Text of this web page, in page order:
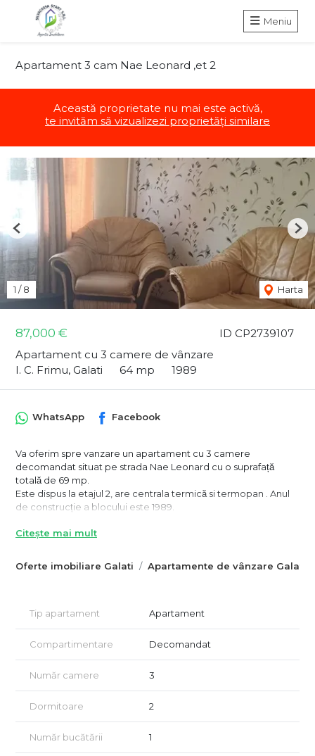
Meniu
Apartament 3 cam Nae Leonard ,et 2
Această proprietate nu mai este activă,
te invităm să vizualizezi proprietăți similare
ID CP2739107
87,000 €
Apartament cu 3 camere de vânzare
I. C. Frimu, Galati
64 mp 1989
1 /8 Harta
Previous
Oferte imobiliare Galati Apartamente de vânzare Galati
WhatsApp Facebook
Va oferim spre vanzare un apartament cu 3 camere
decomandat situat pe strada Nae Leonard cu o suprafață
totală de 69 mp.
Este dispus la etajul 2, are centrala termică si termopan . Anul
de construcție a blocului este 1989.
Citește mai mult
Tip apartament Apartament
Compartimentare Decomandat
Număr camere 3
Dormitoare 2
Număr bucătării 1